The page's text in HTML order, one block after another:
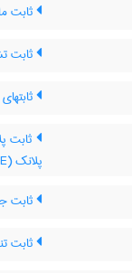
ثابت
ثابت
ثابت
پلانک (hv E)
ثابت
ثابت